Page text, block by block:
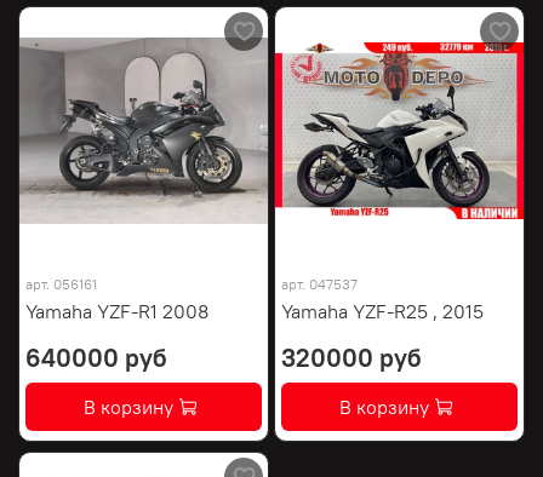
арт. 056161
Yamaha YZF-R1 2008
640000 руб
В корзину
арт. 047537
Yamaha YZF-R25 , 2015
320000 руб
В корзину